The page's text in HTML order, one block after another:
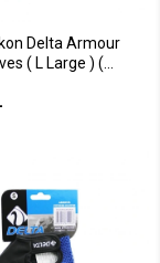
Delta Armour
( L Large ) (
/siyah )*50